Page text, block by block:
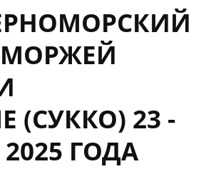
(СУККО) 23 -
ГОДА